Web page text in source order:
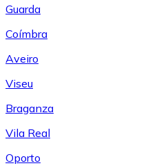
Guarda
Coímbra
Aveiro
Viseu
Braganza
Vila Real
Oporto